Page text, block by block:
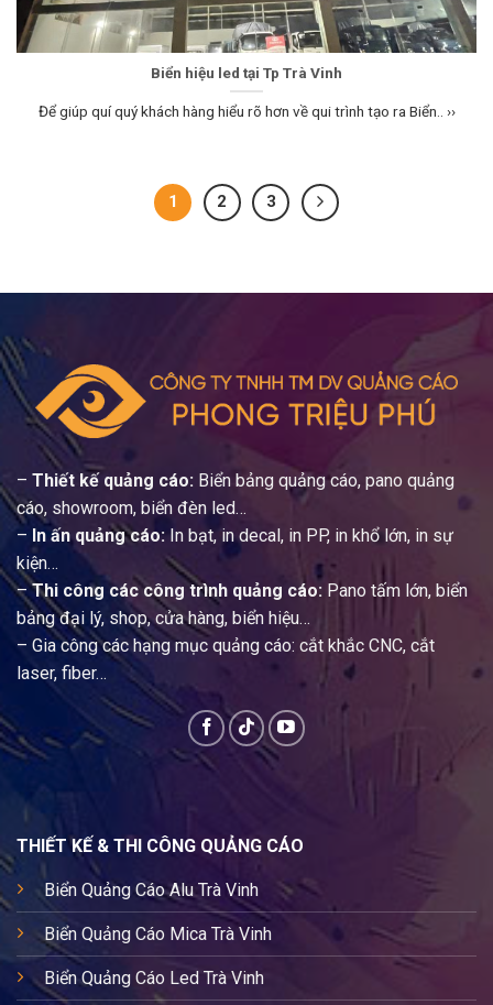
Biển hiệu led tại Tp Trà Vinh
Để giúp quí quý khách hàng hiểu rõ hơn về qui trình tạo ra Biển.. ››
1 2 3
– Thiết kế quảng cáo: Biển bảng quảng cáo, pano quảng
cáo, showroom, biển đèn led…
– In ấn quảng cáo: In bạt, in decal, in PP, in khổ lớn, in sự
kiện…
–Thi công các công trình quảng cáo: Pano tấm lớn, biển
bảng đại lý, shop, cửa hàng, biển hiệu…
– Gia công các hạng mục quảng cáo: cắt khắc CNC, cắt
laser, fiber…
THIẾT KẾ & THI CÔNG QUẢNG CÁO
Biển Quảng Cáo Alu Trà Vinh
Biển Quảng Cáo Mica Trà Vinh
Biển Quảng Cáo Led Trà Vinh